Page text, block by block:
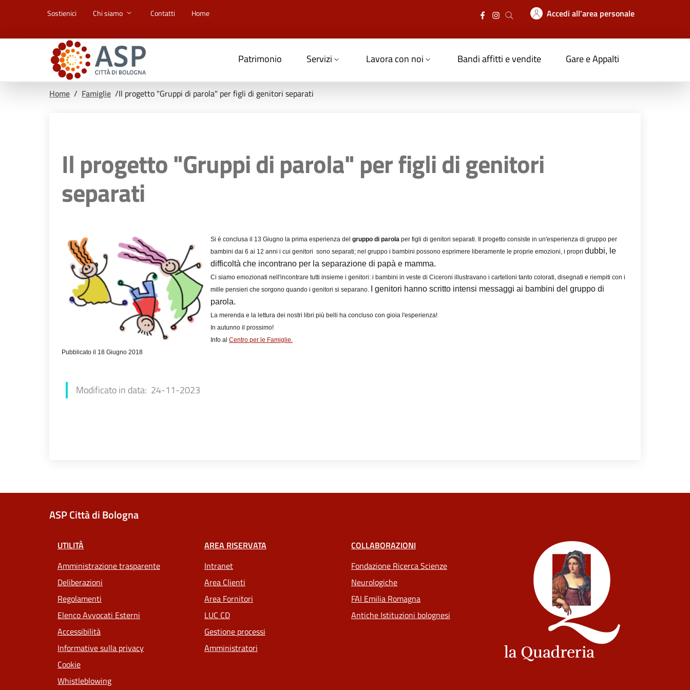
Sostienici Chi siamo Contatti Home Accedi all'area personale
Patrimonio Servizi Lavora con noi Bandi affitti e vendite Gare e Appalti
Home / Famiglie /Il progetto "Gruppi di parola" per figli di genitori separati
Il progetto "Gruppi di parola" per figli di genitori
separati
Si è conclusa il 13 Giugno la prima esperienza del gruppo di parola per figli di genitori separati. Il progetto consiste in un'esperienza di gruppo per
bambini dai 6 ai 12 anni i cui genitori sono separati; nel gruppo i bambini possono esprimere liberamente le proprie emozioni, i propri dubbi, le
difficoltà che incontrano per la separazione di papà e mamma.
Ci siamo emozionati nell'incontrare tutti insieme i genitori: i bambini in veste di Ciceroni illustravano i cartelloni tanto colorati, disegnati e riempiti con i
mille pensieri che sorgono quando i genitori si separano.
I genitori hanno scritto intensi messaggi ai bambini del gruppo di
parola.
La merenda e la lettura dei nostri libri più belli ha concluso con gioia l'esperienza!
In autunno il prossimo!
Info al Centro per le Famiglie.
Pubblicato il 18 Giugno 2018
Modificato in data: 24-11-2023
ASP Città di Bologna
UTILITÀ
Amministrazione trasparente
Deliberazioni
Regolamenti
Elenco Avvocati Esterni
Accessibilità
Informative sulla privacy
Cookie
Whistleblowing
AREA RISERVATA
Intranet
Area Clienti
Area Fornitori
LUC CD
Gestione processi
Amministratori
COLLABORAZIONI
Fondazione Ricerca Scienze
Neurologiche
FAI Emilia Romagna
Antiche Istituzioni bolognesi